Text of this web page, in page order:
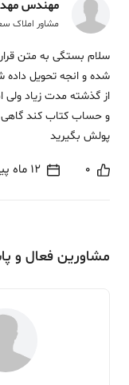
مهندس
مشاور املاک
سلام بستگی به متن قرار
شده و انجه تحویل
از گذشته مدت زیاد ولی
و حساب کتاب کند
پولش بگیرید
0 12 ماه پیش
مشاورین فعال و